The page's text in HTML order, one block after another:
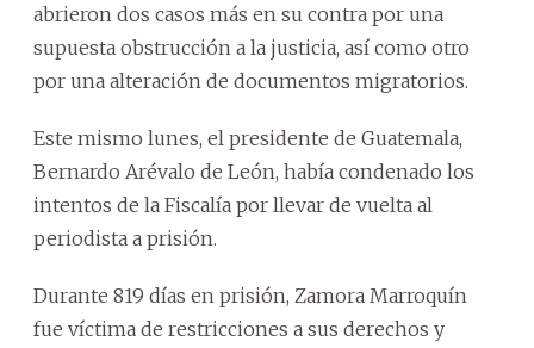
abrieron dos casos más en su contra por una
supuesta obstrucción a la justicia, así como otro
por una alteración de documentos migratorios.
Este mismo lunes, el presidente de Guatemala,
Bernardo Arévalo de León, había condenado los
intentos de la Fiscalía por llevar de vuelta al
periodista a prisión.
Durante 819 días en prisión, Zamora Marroquín
fue víctima de restricciones a sus derechos y